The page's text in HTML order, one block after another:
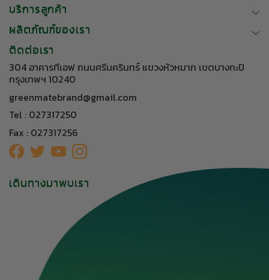
บริการลูกค้า
ผลิตภัณฑ์ของเรา
ติดต่อเรา
304 อาคารทีเอฟ ถนนศรีนครินทร์ แขวงหัวหมาก เขตบางกะปิ
กรุงเทพฯ 10240
greenmatebrand@gmail.com
Tel : 027317250
Fax : 027317256
เดินทางมาพบเรา